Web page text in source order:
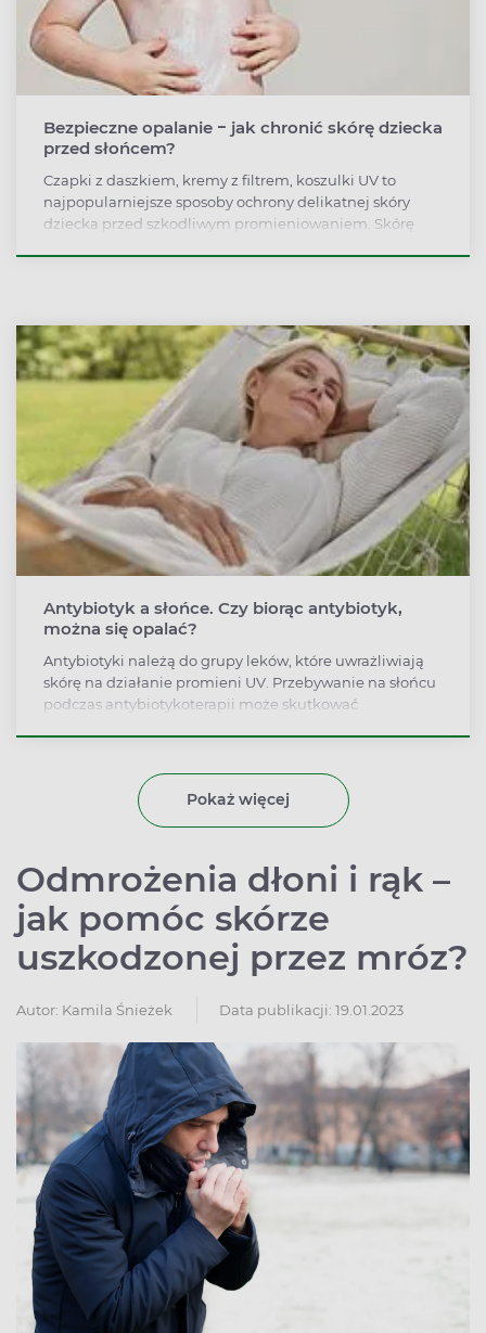
Bezpieczne opalanie − jak chronić skórę dziecka
przed słońcem?
Czapki z daszkiem, kremy z filtrem, koszulki UV to
najpopularniejsze sposoby ochrony delikatnej skóry
dziecka przed szkodliwym promieniowaniem. Skórę
Antybiotyk a słońce. Czy biorąc antybiotyk,
można się opalać?
Antybiotyki należą do grupy leków, które uwrażliwiają
skórę na działanie promieni UV. Przebywanie na słońcu
podczas antybiotykoterapii może skutkować
Pokaż więcej
Odmrożenia dłoni i rąk –
jak pomóc skórze
uszkodzonej przez mróz?
Autor: Kamila Śnieżek Data publikacji: 19.01.2023